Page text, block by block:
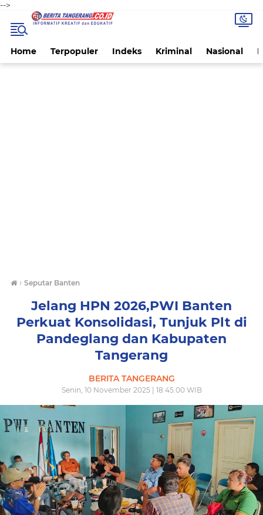
-->
Home Terpopuler Indeks Kriminal Nasional
› Seputar Banten
Jelang HPN 2026,PWI Banten
Perkuat Konsolidasi, Tunjuk Plt di
Pandeglang dan Kabupaten
Tangerang
BERITA TANGERANG
Senin, 10 November 2025 | 18.45.00 WIB